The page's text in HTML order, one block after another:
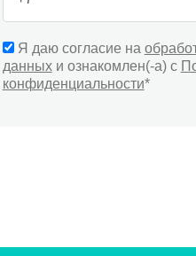
Я даю согласие на
данныхи ознакомлен(-а) с
конфиденциальности*